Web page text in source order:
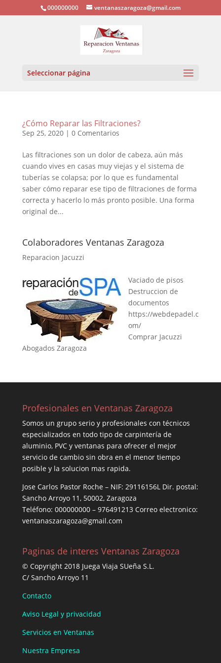
000000000 ventanaszaragoza@gmail.com
Seleccionar página
¿Cómo Reparar las Filtraciones?
Sep 25, 2020| 0 Comentarios
Las filtraciones son un dolor de cabeza, aún más
cuando vives en casas muy viejas y el sistema de
tuberías se colapsa; por lo que es fundamental
saber cómo reparar ese tipo de filtraciones de forma
correcta y hacerlo lo más pronto posible. Una forma
original de...
Colaboradores Ventanas Zaragoza
Reparacion Jacuzzi
Vaciado de pisos
Destruccion de
documentos
https://webdepadel.c
om/
Comprar Jacuzzi
Abogados Zaragoza
Profesionales en Ventanas Zaragoza
Somos un grupo serio y profesionales con técnicos
especializados en todo tipo de carpintería de
aluminio, PVC y ventanas para ofrecer el mejor
servicio de cambio sin obra en el menor tiempo
posible y la solucion mas rapida.
Jose Carlos Pastor Roche – NIF: 29116156L Dir. postal:
Sancho Arroyo 11, 50002, Zaragoza
Teléfono: 000000000 – 976491213 Correo electronico:
ventanaszaragoza@gmail.com
Paginas de interes Ventanas Zaragoza
© Copyright 2018 Juega Viaja SUeña S.L.
C/ Sancho Arroyo 11
Contacto
Aviso Legal y privacidad
Servicios en Ventanas
Nuestra Empresa